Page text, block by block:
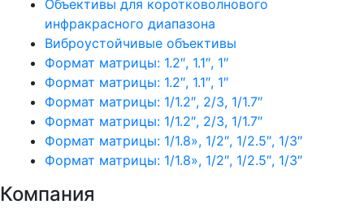
Объективы для коротковолнового
инфракрасного диапазона
Виброустойчивые объективы
Формат матрицы: 1.2″, 1.1″, 1″
Формат матрицы: 1.2″, 1.1″, 1″
Формат матрицы: 1/1.2″, 2/3, 1/1.7″
Формат матрицы: 1/1.2″, 2/3, 1/1.7″
Формат матрицы: 1/1.8», 1/2″, 1/2.5″, 1/3″
Формат матрицы: 1/1.8», 1/2″, 1/2.5″, 1/3″
Компания